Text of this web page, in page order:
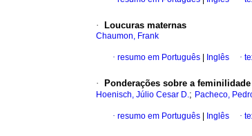
· Loucuras maternas
Chaumon, Frank
· resumo em Português Inglês ·
· Ponderações sobre a
Hoenisch, Júlio Cesar D.; Pacheco,
· resumo em Português Inglês ·